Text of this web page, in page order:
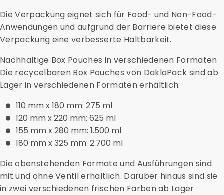
Die Verpackung eignet sich für Food- und Non-Food-
Anwendungen und aufgrund der Barriere bietet diese
Verpackung eine verbesserte Haltbarkeit.
Nachhaltige Box Pouches in verschiedenen Formaten
Die recycelbaren Box Pouches von DaklaPack sind ab
Lager in verschiedenen Formaten erhältlich:
110 mm x 180 mm: 275 ml
120 mm x 220 mm: 625 ml
155 mm x 280 mm: 1.500 ml
180 mm x 325 mm: 2.700 ml
Die obenstehenden Formate und Ausführungen sind
mit und ohne Ventil erhältlich. Darüber hinaus sind sie
in zwei verschiedenen frischen Farben ab Lager